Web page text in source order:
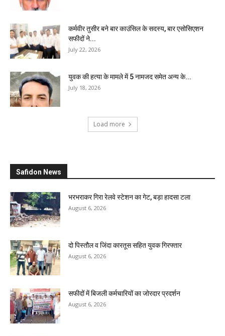
कर्मवीर तुसीर बने बार काउंसिल के सदस्य, बार एसोसिएशन
सफीदों ने...
July 22, 2026
युवक की हत्या के मामले में 5 नामजद समेत अन्य के...
July 18, 2026
Load more
Safidon News
भरभराकर गिरा रेलवे स्टेशन का गेट, बड़ा हादसा टला
August 6, 2026
दो पिस्तौल व जिंदा कारतूस सहित युवक गिरफ्तार
August 6, 2026
सफीदों में बिजली कर्मचारियों का जोरदार प्रदर्शन
August 6, 2026